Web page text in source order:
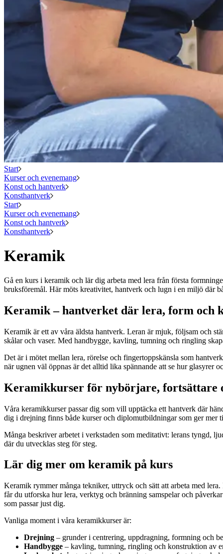
Start
Kurser och evenemang
Konst och hantverk
Konsthantverk
Start
Kurser och evenemang
Konst och hantverk
Konsthantverk
Keramik
Gå en kurs i keramik och lär dig arbeta med lera från första
bruksföremål. Här möts kreativitet, hantverk och lugn i en miljö där
Keramik – hantverket där lera, form och
Keramik är ett av våra äldsta hantverk. Leran är mjuk, följsam och
skålar och vaser. Med handbygge, kavling, tumning och ringling
Det är i mötet mellan lera, rörelse och fingertoppskänsla som
när ugnen väl öppnas är det alltid lika spännande att se hur glasyrer
Keramikkurser för nybörjare, fortsättare
Våra keramikkurser passar dig som vill upptäcka ett hantverk där
dig i drejning finns både kurser och diplomutbildningar som ger
Många beskriver arbetet i verkstaden som meditativt: lerans tyngd,
där du utvecklas steg för steg.
Lär dig mer om keramik på kurs
Keramik rymmer många tekniker, uttryck och sätt att arbeta med
får du utforska hur lera, verktyg och bränning samspelar och
som passar just dig.
Vanliga moment i våra keramikkurser är:
Drejning – grunder i centrering, uppdragning, formning och
Handbygge – kavling, tumning, ringling och konstruktion av